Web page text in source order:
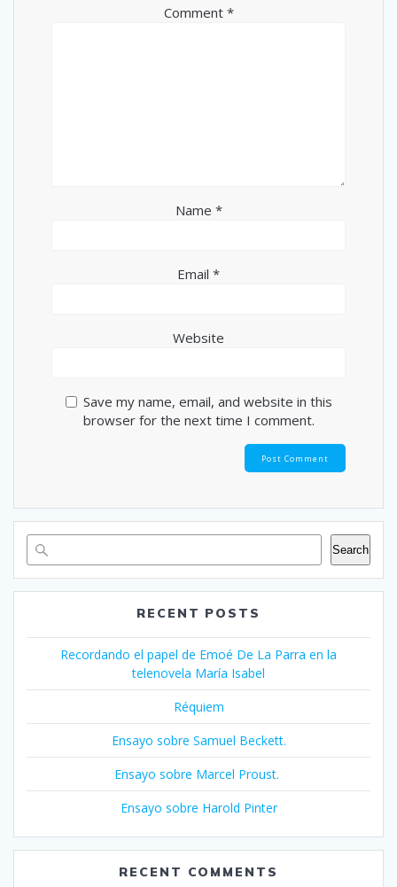
Comment *
Name *
Email *
Website
Save my name, email, and website in this
browser for the next time I comment.
Search
RECENT POSTS
Recordando el papel de Emoé De La Parra en la
telenovela María Isabel
Réquiem
Ensayo sobre Samuel Beckett.
Ensayo sobre Marcel Proust.
Ensayo sobre Harold Pinter
RECENT COMMENTS